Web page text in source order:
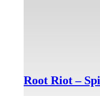
Root Riot –
kan
väljas